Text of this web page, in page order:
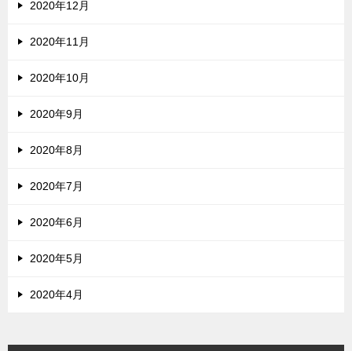
2020年12月
2020年11月
2020年10月
2020年9月
2020年8月
2020年7月
2020年6月
2020年5月
2020年4月